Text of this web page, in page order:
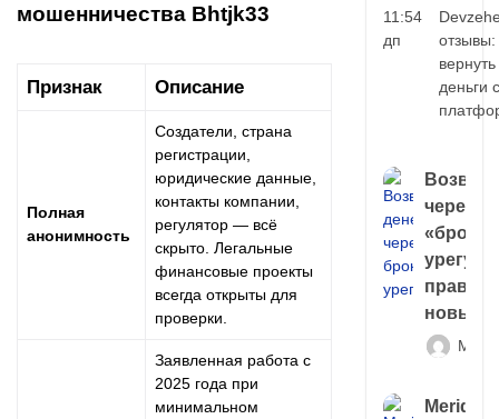
мошенничества Bhtjk33
Признак Описание
Полная
анонимность
Создатели, страна
регистрации,
юридические данные,
контакты компании,
регулятор — всё
скрыто. Легальные
финансовые проекты
всегда открыты для
проверки.
Заявленная работа с
2025 года при
минимальном
11:54
дп
отзывы:
вернуть
деньги с
через
правда
новый